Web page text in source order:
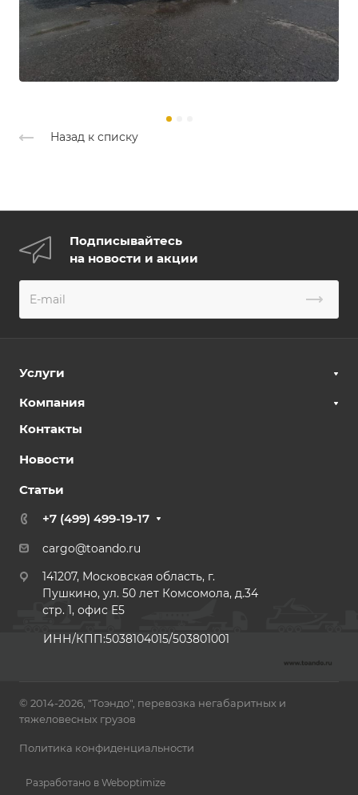
Назад к списку
Подписывайтесь
на новости и акции
Услуги
Компания
Контакты
Новости
Статьи
+7 (499) 499-19-17
cargo@toando.ru
141207, Московская область, г.
Пушкино, ул. 50 лет Комсомола, д.34
стр. 1, офис E5
ИНН/КПП:5038104015/503801001
© 2014-2026, "Тоэндо", перевозка негабаритных и
тяжеловесных грузов
Политика конфиденциальности
Разработано в Weboptimize